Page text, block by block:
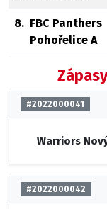
8. FBC Panthers
Pohořelice A
#2022000041
Warriors
#2022000042